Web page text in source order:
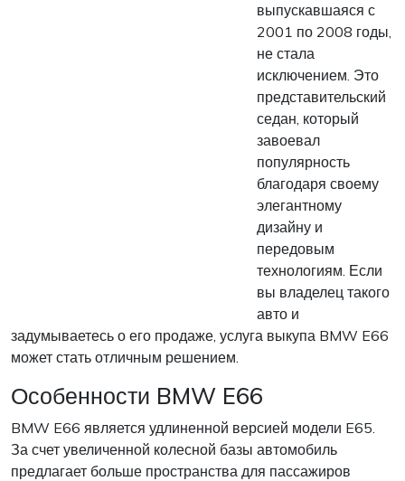
выпускавшаяся с
2001 по 2008 годы,
не стала
исключением. Это
представительский
седан, который
завоевал
популярность
благодаря своему
элегантному
дизайну и
передовым
технологиям. Если
вы владелец такого
авто и
задумываетесь о его продаже, услуга выкупа BMW E66
может стать отличным решением.
Особенности BMW E66
BMW E66 является удлиненной версией модели E65.
За счет увеличенной колесной базы автомобиль
предлагает больше пространства для пассажиров